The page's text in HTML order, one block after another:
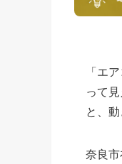
「エ
って
と、
奈良